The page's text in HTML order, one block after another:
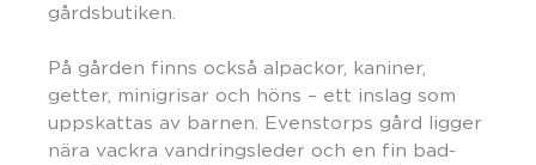
gårdsbutiken.
På gården finns också alpackor, kaniner,
getter, minigrisar och höns – ett inslag som
uppskattas av barnen. Evenstorps gård ligger
nära vackra vandringsleder och en fin bad-